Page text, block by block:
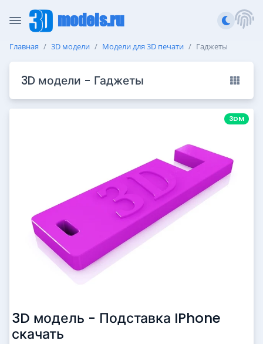
models.ru
Главная 3D модели Модели для 3D печати Гаджеты
3D модели - Гаджеты
3DM
3D модель - Подставка IPhone
скачать